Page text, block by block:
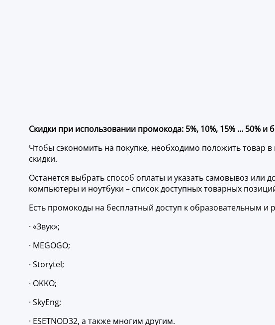
Скидки при использовании промокода: 5%, 10%, 15% … 50% и
Чтобы сэкономить на покупке, необходимо положить товар
скидки.
Останется выбрать способ оплаты и указать самовывоз или
компьютеры и ноутбуки – список доступных товарных
Есть промокоды на бесплатный доступ к образовательным и
· «Звук»;
· MEGOGO;
· Storytel;
· OKKO;
· SkyEng;
· ESETNOD32, а также многим другим.